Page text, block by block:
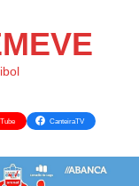
CanteiraTV